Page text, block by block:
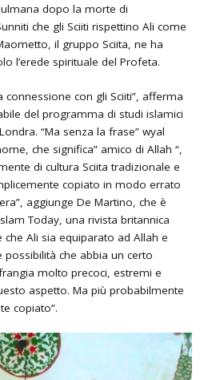
dopo la morte di
che gli Sciiti rispettino Ali come
il gruppo Sciita, ne ha
l’erede spirituale del Profeta.
connessione con gli Sciiti”, afferma
del programma di studi islamici
“Ma senza la frase” wyal
che significa” amico di Allah “,
di cultura Sciita tradizionale e
copiato in modo errato
aggiunge De Martino, che è
Today, una rivista britannica
che Ali sia equiparato ad Allah e
che abbia un certo
molto precoci, estremi e
aspetto. Ma più probabilmente
copiato”.